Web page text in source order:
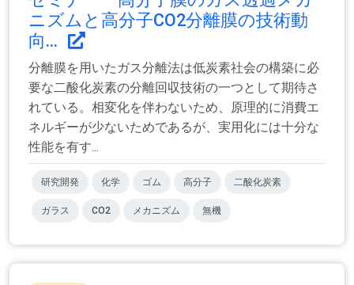
ニズムと高分子CO2分離膜の技術動
向...
分離膜を用いたガス分離法は低炭素社会の構築に必
要な二酸化炭素の分離回収技術の一つとして期待さ
れている。相変化を伴わないため、原理的に消費エ
ネルギーが少ないためであるが、実用化には十分な
性能を有す...
研究開発 化学 ゴム 高分子 二酸化炭素
ガラス CO2 メカニズム 無機